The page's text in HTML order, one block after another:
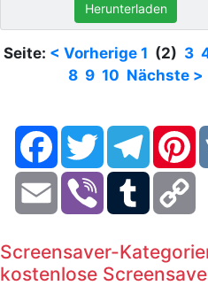
Herunterladen
Seite: < Vorherige 1 (2) 3
8 9 10 Nächste >
FacebookTwitter Telegram
Email Viber Tumblr
Screensaver-
kostenlose